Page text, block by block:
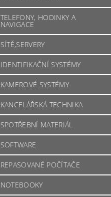
TELEFONY, HODINKY A
NAVIGACE
SÍTĚ,SERVERY
IDENTIFIKAČNÍ SYSTÉMY
KAMEROVÉ SYSTÉMY
KANCELÁŘSKÁ TECHNIKA
SPOTŘEBNÍ MATERIÁL
SOFTWARE
REPASOVANÉ POČÍTAČE
NOTEBOOKY